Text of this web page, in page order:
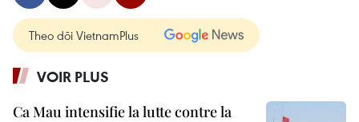
Theo dõi VietnamPlus
VOIR PLUS
Ca Mau intensifie la lutte contre la